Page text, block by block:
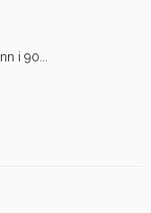
i 90...